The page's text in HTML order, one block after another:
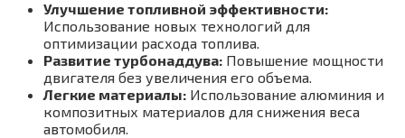
Улучшение топливной эффективности:
Использование новых технологий для
оптимизации расхода топлива.
Развитие турбонаддува: Повышение мощности
двигателя без увеличения его объема.
Легкие материалы: Использование алюминия и
композитных материалов для снижения веса
автомобиля.